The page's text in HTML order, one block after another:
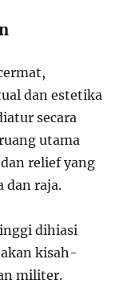
dan estetika
secara
utama
relief yang
dan raja.
dihiasi
kisah-
militer.